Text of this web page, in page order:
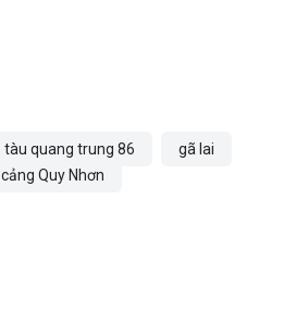
tàu quang trung 86
gã lai
cảng Quy Nhơn